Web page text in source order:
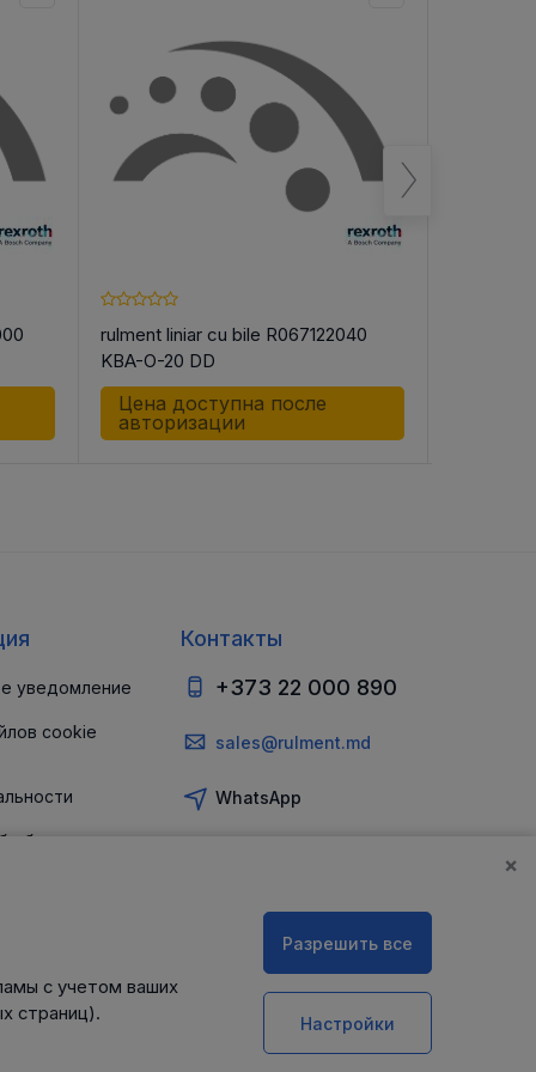
rulment liniar cu bile R067122040
KBA-O-20 DD
Цена доступна после
авторизации
уведомление
cookie
обеспечении
Контакты
+373 22 000 890
sales@rulment.md
WhatsApp
×
с учетом ваших
страниц).
Разрешить все
Настройки